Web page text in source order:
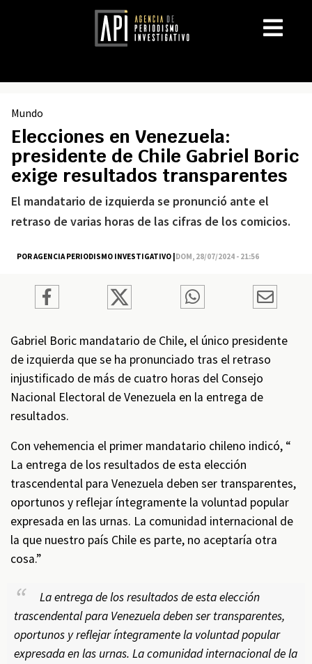
Mundo
Elecciones en Venezuela:
presidente de Chile Gabriel Boric
exige resultados transparentes
El mandatario de izquierda se pronunció ante el
retraso de varias horas de las cifras de los comicios.
POR AGENCIA PERIODISMO INVESTIGATIVO | DOM, 28/07/2024 - 21:56
Gabriel Boric mandatario de Chile, el único presidente
de izquierda que se ha pronunciado tras el retraso
injustificado de más de cuatro horas del Consejo
Nacional Electoral de Venezuela en la entrega de
resultados.
Con vehemencia el primer mandatario chileno indicó, “
La entrega de los resultados de esta elección
trascendental para Venezuela deben ser transparentes,
oportunos y reflejar íntegramente la voluntad popular
expresada en las urnas. La comunidad internacional de
la que nuestro país Chile es parte, no aceptaría otra
cosa.”
La entrega de los resultados de esta elección
trascendental para Venezuela deben ser transparentes,
oportunos y reflejar íntegramente la voluntad popular
expresada en las urnas. La comunidad internacional de la